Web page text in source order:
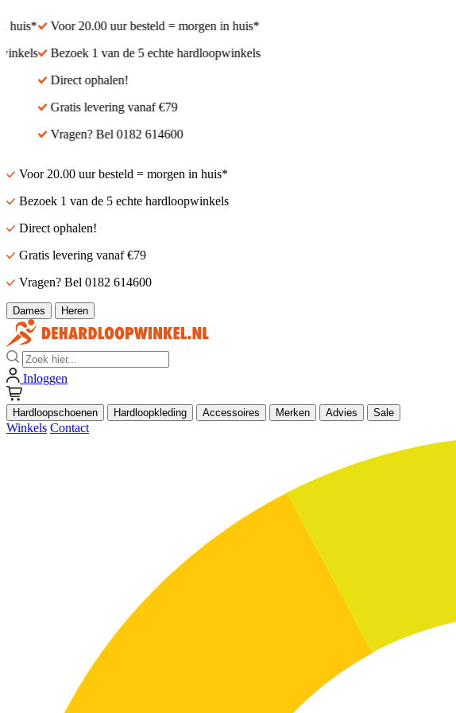
huis*
Voor 20.00 uur besteld = morgen in huis*
Bezoek 1 van de 5 echte hardloopwinkels
Direct ophalen!
Gratis levering vanaf €79
Vragen? Bel 0182 614600
Voor 20.00 uur besteld = morgen in huis*
Bezoek 1 van de 5 echte hardloopwinkels
Direct ophalen!
Gratis levering vanaf €79
Vragen? Bel 0182 614600
Dames Heren
Zoek
Inloggen
Hardloopschoenen Hardloopkleding Accessoires Merken Advies Sale
Winkels Contact